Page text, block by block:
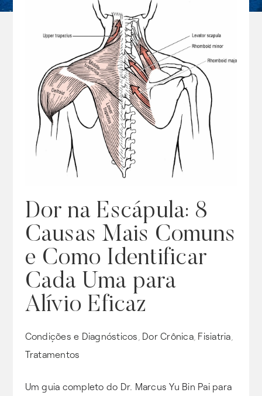
Dor na Escápula: 8
Causas Mais Comuns
e Como Identificar
Cada Uma para
Alívio Eficaz
Condições e Diagnósticos Dor Crônica, Fisiatria
Tratamentos
Um guia completo do Dr. Marcus Yu Bin Pai para